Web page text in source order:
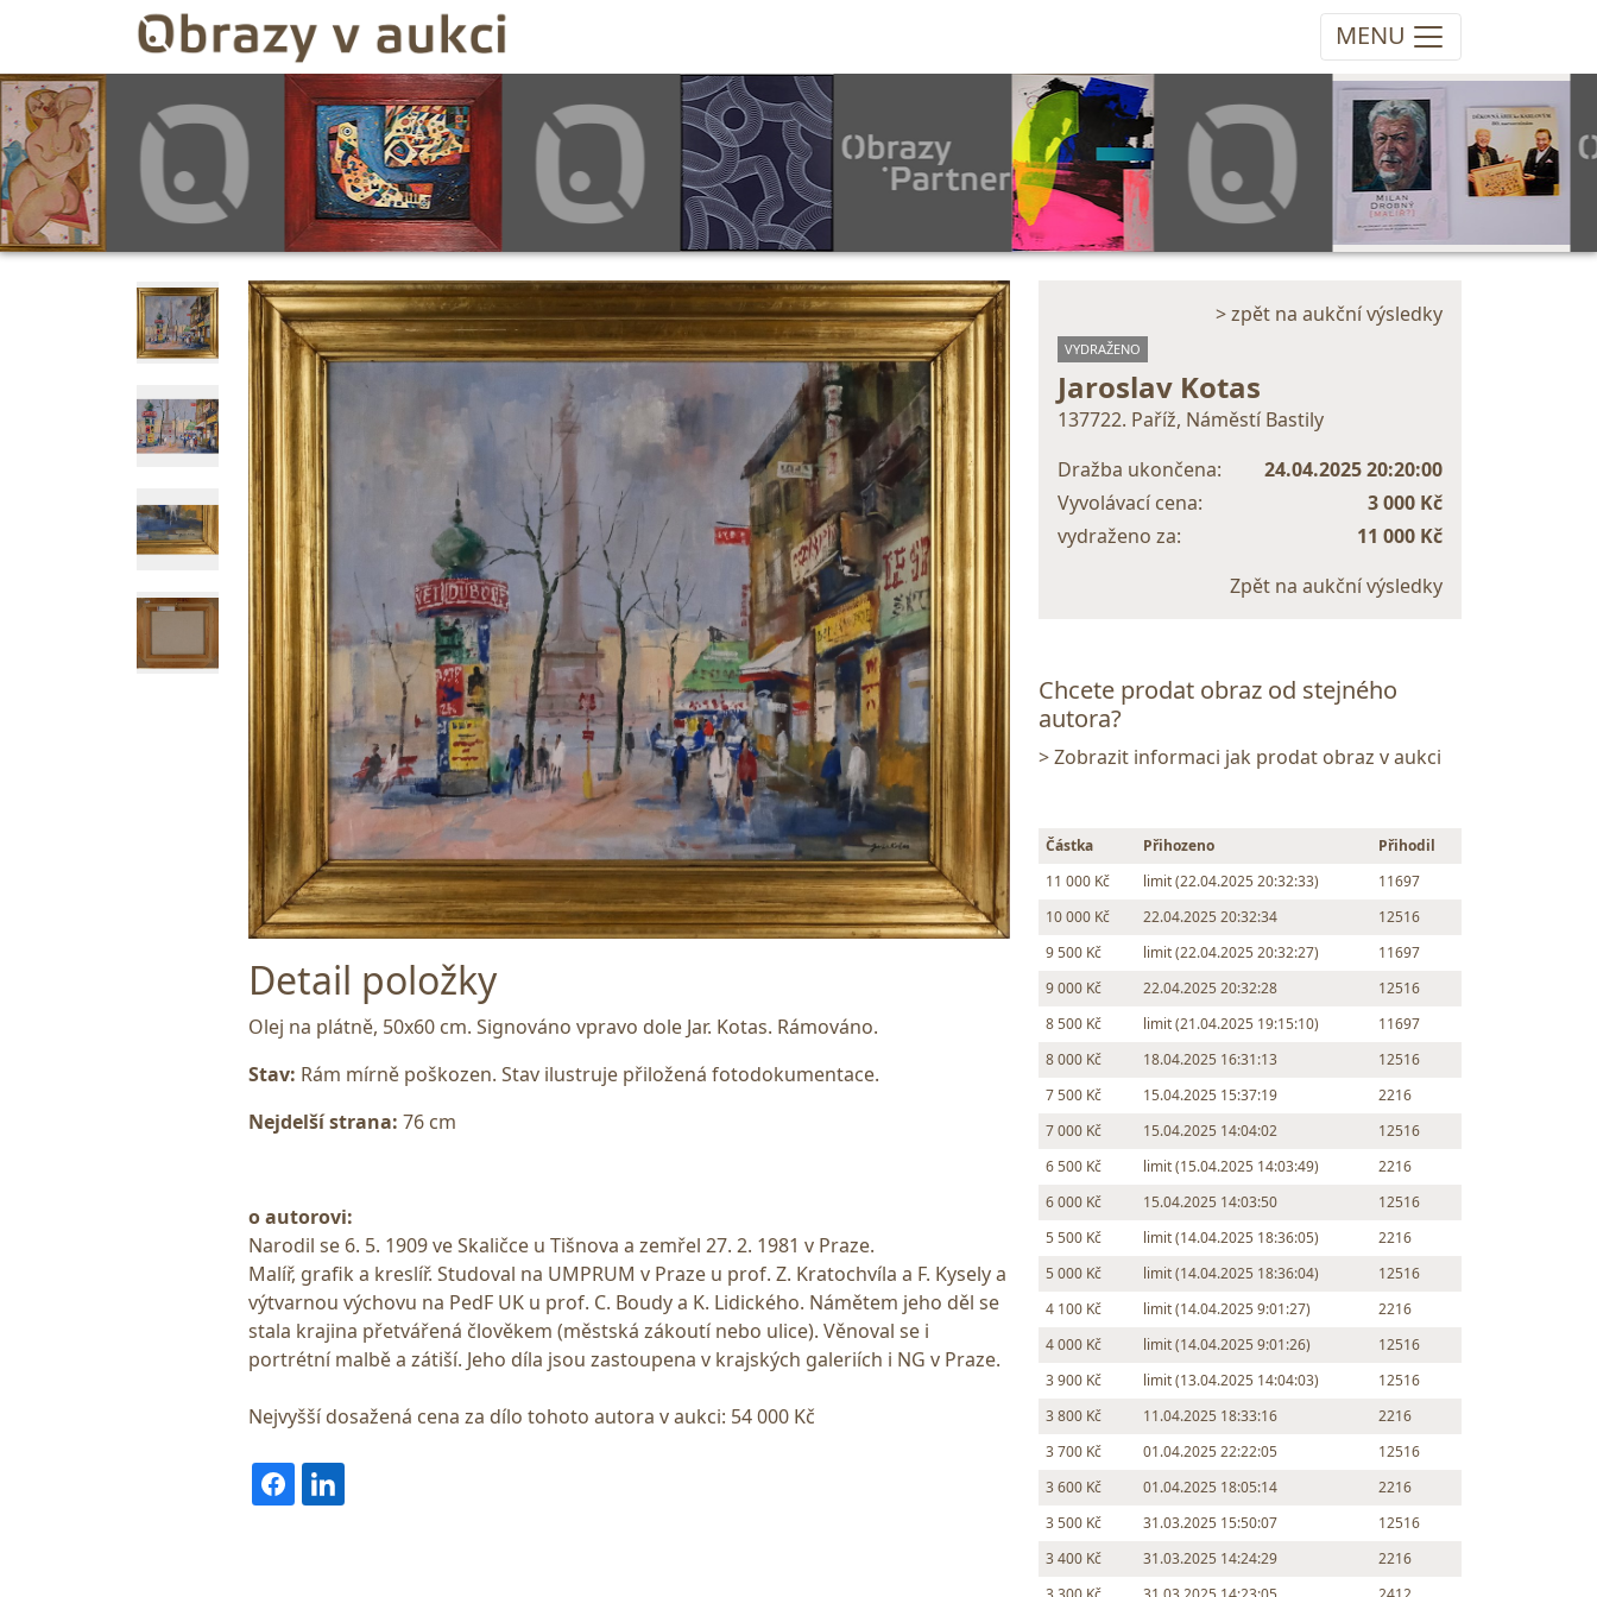
MENU
Detail položky
Olej na plátně, 50x60 cm. Signováno vpravo dole Jar. Kotas. Rámováno.
Stav: Rám mírně poškozen. Stav ilustruje přiložená fotodokumentace.
Nejdelší strana: 76 cm
o autorovi:
Narodil se 6. 5. 1909 ve Skaličce u Tišnova a zemřel 27. 2. 1981 v Praze.
Malíř, grafik a kreslíř. Studoval na UMPRUM v Praze u prof. Z. Kratochvíla a F. Kysely a
výtvarnou výchovu na PedF UK u prof. C. Boudy a K. Lidického. Námětem jeho děl se
stala krajina přetvářená člověkem (městská zákoutí nebo ulice). Věnoval se i
portrétní malbě a zátiší. Jeho díla jsou zastoupena v krajských galeriích i NG v Praze.
Nejvyšší dosažená cena za dílo tohoto autora v aukci: 54 000 Kč
> zpět na aukční výsledky
VYDRAŽENO
Jaroslav Kotas
137722. Paříž, Náměstí Bastily
Dražba ukončena:
24.04.2025 20:20:00
Vyvolávací cena:
3 000 Kč
vydraženo za:
11 000 Kč
Zpět na aukční výsledky
Chcete prodat obraz od stejného
autora?
> Zobrazit informaci jak prodat obraz v aukci
Částka Přihozeno
Přihodil
11 000 Kč
limit (22.04.2025 20:32:33)
11697
10 000 Kč
22.04.2025 20:32:34
12516
9 500 Kč
limit (22.04.2025 20:32:27)
11697
9 000 Kč
22.04.2025 20:32:28
12516
8 500 Kč
limit (21.04.2025 19:15:10)
11697
8 000 Kč
18.04.2025 16:31:13
12516
7 500 Kč
15.04.2025 15:37:19
2216
7 000 Kč
15.04.2025 14:04:02
12516
6 500 Kč
limit (15.04.2025 14:03:49)
2216
6 000 Kč
15.04.2025 14:03:50
12516
5 500 Kč
limit (14.04.2025 18:36:05)
2216
5 000 Kč
limit (14.04.2025 18:36:04)
12516
4 100 Kč
limit (14.04.2025 9:01:27)
2216
4 000 Kč
limit (14.04.2025 9:01:26)
12516
3 900 Kč
limit (13.04.2025 14:04:03)
12516
3 800 Kč
11.04.2025 18:33:16
2216
3 700 Kč
01.04.2025 22:22:05
12516
3 600 Kč
01.04.2025 18:05:14
2216
3 500 Kč
31.03.2025 15:50:07
12516
3 400 Kč
31.03.2025 14:24:29
2216